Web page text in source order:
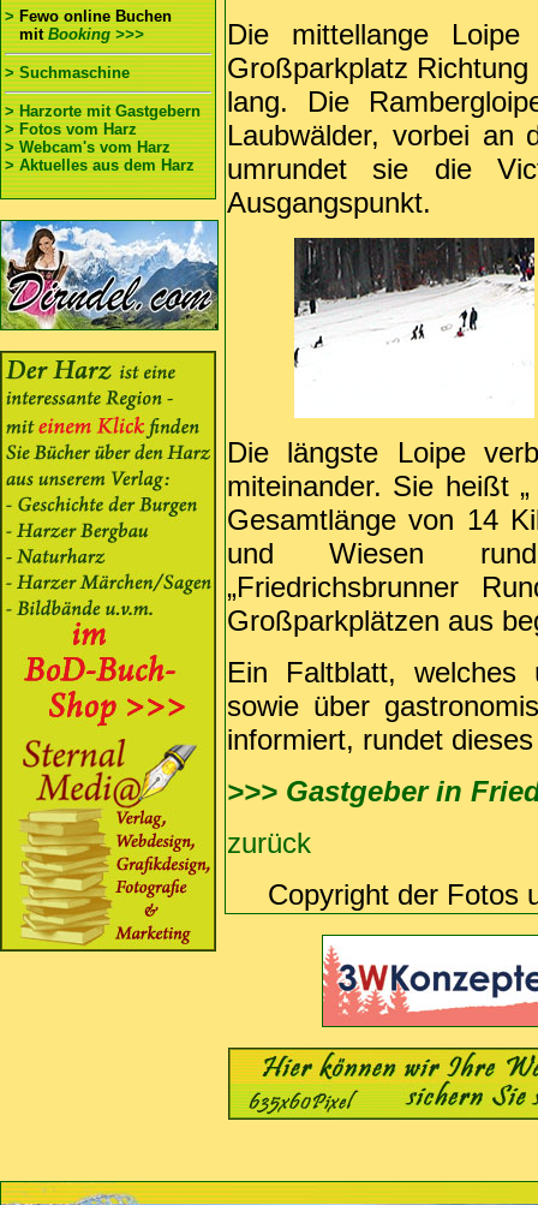
>Fewo online Buchen
mitBooking >>>
> Suchmaschine
> Harzorte mit Gastgebern
> Fotos vom Harz
> Webcam's vom Harz
> Aktuelles aus dem Harz
Die mittellange
Großparkplatz Richtung
lang. Die
Laubwälder, vorbei an
umrundet sie die
Ausgangspunkt.
Die längste Loipe
miteinander. Sie heißt
Gesamtlänge von 14
und Wiesen
„Friedrichsbrunner
Großparkplätzen aus
Ein Faltblatt, welches
sowie über
informiert, rundet
>>> Gastgeber in
zurück
Copyright der Fotos